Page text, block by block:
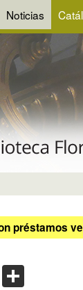
Noticias
préstamos
Copy
Link